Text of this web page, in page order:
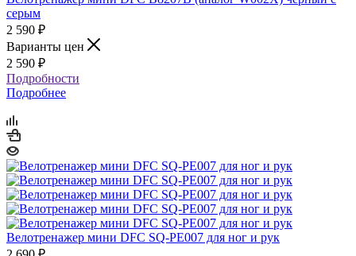
серым
2 590 ₽
Варианты цен
2 590 ₽
Подробности
Подробнее
Велотренажер мини DFC SQ-PE007 для ног и рук